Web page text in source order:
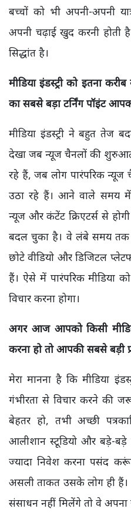
बच्चों को भी अपनी-अपनी
अपनी चढ़ाई खुद करनी होती
सिद्धांत है।
मीडिया इंडस्ट्री को इतना
का सबसे बड़ा टर्निंग पॉइंट
मीडिया इंडस्ट्री ने बहुत तेज
देखा जब न्यूज चैनलों की
रहे हैं, जब लोग पारंपरिक
उठा रहे हैं। आने वाले समय में
न्यूज और कंटेंट क्रिएटर्स से
बदल चुका है। वे लंबे समय
छोटे वीडियो और डिजिटल
हैं। ऐसे में पारंपरिक मीडिया
विचार करना होगा।
अगर आज आपको किसी
करना हो तो आपकी सबसे बड़ी
मेरा मानना है कि मीडिया
गंभीरता से विचार करने की
बेहतर हो, तभी अच्छी
आलीशान स्टूडियो और बड़े-
ज्यादा निवेश करना पसंद
असली ताकत उसके लोग ही
संसाधन नहीं मिलेंगे तो वे अपना